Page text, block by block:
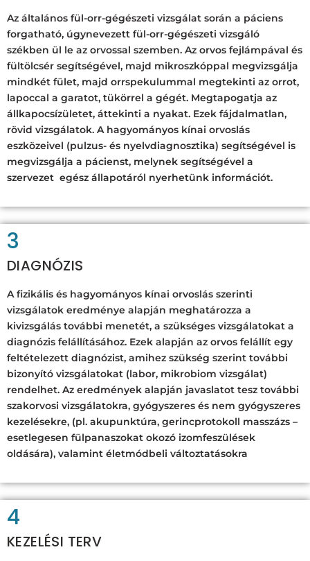
Az általános fül-orr-gégészeti vizsgálat során a páciens
forgatható, úgynevezett fül-orr-gégészeti vizsgáló
székben ül le az orvossal szemben. Az orvos fejlámpával és
fültölcsér segítségével, majd mikroszkóppal megvizsgálja
mindkét fület, majd orrspekulummal megtekinti az orrot,
lapoccal a garatot, tükörrel a gégét. Megtapogatja az
állkapocsízületet, áttekinti a nyakat. Ezek fájdalmatlan,
rövid vizsgálatok. A hagyományos kínai orvoslás
eszközeivel (pulzus- és nyelvdiagnosztika) segítségével is
megvizsgálja a pácienst, melynek segítségével a
szervezet egész állapotáról nyerhetünk információt.
3
DIAGNÓZIS
A fizikális és hagyományos kínai orvoslás szerinti
vizsgálatok eredménye alapján meghatározza a
kivizsgálás további menetét, a szükséges vizsgálatokat a
diagnózis felállításához. Ezek alapján az orvos felállít egy
feltételezett diagnózist, amihez szükség szerint további
bizonyító vizsgálatokat (labor, mikrobiom vizsgálat)
rendelhet. Az eredmények alapján javaslatot tesz további
szakorvosi vizsgálatokra, gyógyszeres és nem gyógyszeres
kezelésekre, (pl. akupunktúra, gerincprotokoll masszázs –
esetlegesen fülpanaszokat okozó izomfeszülések
oldására), valamint életmódbeli változtatásokra
4
KEZELÉSI TERV